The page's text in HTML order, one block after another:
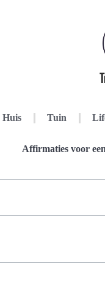
Huis Tuin
Affirmaties voor